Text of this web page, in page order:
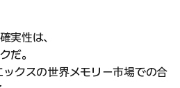
実性は、
だ。
クスの世界メモリー市場での合